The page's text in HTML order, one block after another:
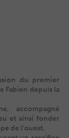
du premier
Fabien depuis la
accompagné
et ainsi fonder
de l’ouest.